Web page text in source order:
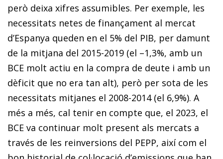
però deixa xifres assumibles. Per exemple, les
necessitats netes de finançament al mercat
d’Espanya queden en el 5% del PIB, per damunt
de la mitjana del 2015-2019 (el –1,3%, amb un
BCE molt actiu en la compra de deute i amb un
dèficit que no era tan alt), però per sota de les
necessitats mitjanes el 2008-2014 (el 6,9%). A
més a més, cal tenir en compte que, el 2023, el
BCE va continuar molt present als mercats a
través de les reinversions del PEPP, així com el